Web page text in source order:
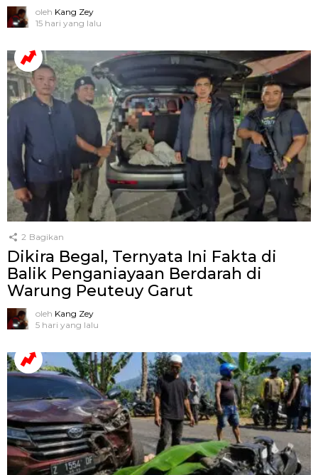
oleh Kang Zey
15 hari yang lalu
2 Bagikan
Dikira Begal, Ternyata Ini Fakta di
Balik Penganiayaan Berdarah di
Warung Peuteuy Garut
oleh Kang Zey
5 hari yang lalu